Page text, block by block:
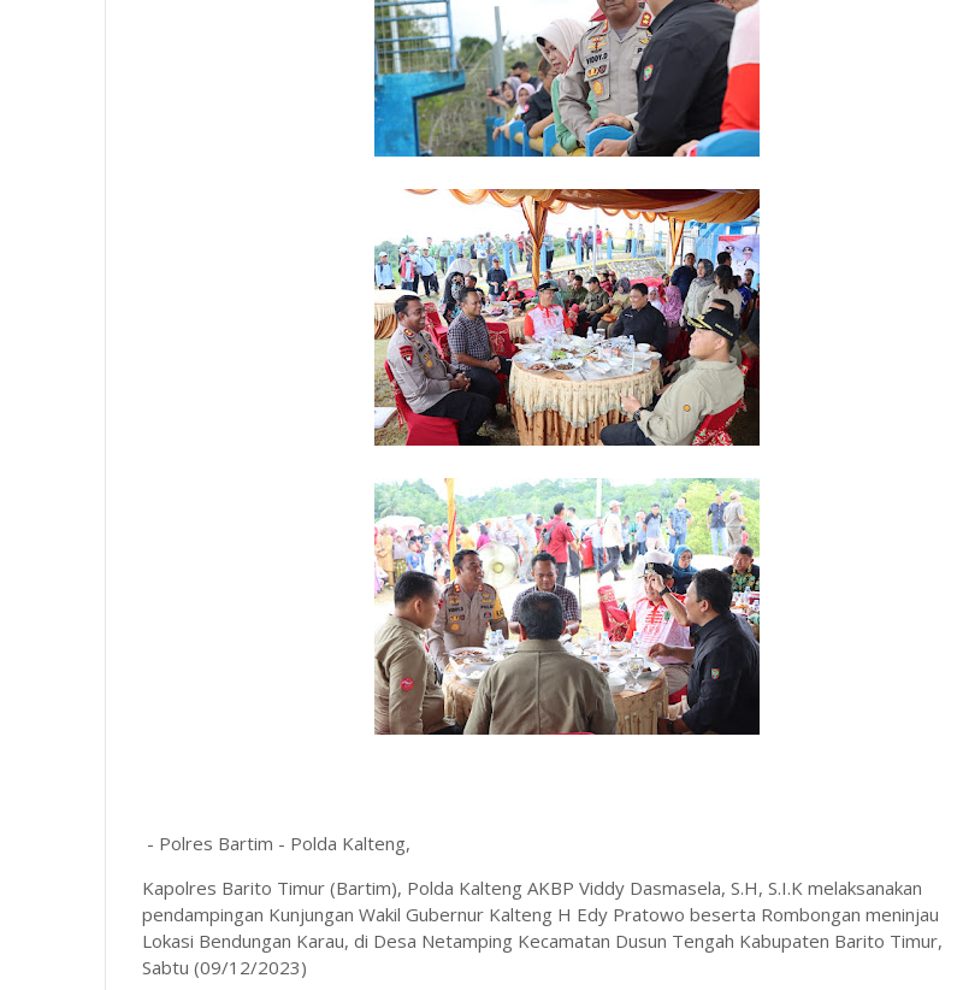
- Polres Bartim - Polda Kalteng,
Kapolres Barito Timur (Bartim), Polda Kalteng AKBP Viddy Dasmasela, S.H, S.I.K melaksanakan
pendampingan Kunjungan Wakil Gubernur Kalteng H Edy Pratowo beserta Rombongan meninjau
Lokasi Bendungan Karau, di Desa Netamping Kecamatan Dusun Tengah Kabupaten Barito Timur,
Sabtu (09/12/2023)